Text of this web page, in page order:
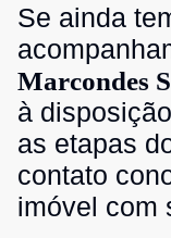
Se ainda
Marcondes
à
as etapas
contato
imóvel com